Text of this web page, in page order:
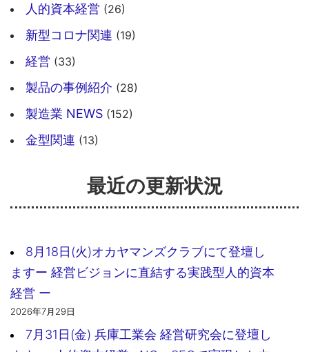
人的資本経営 (26)
新型コロナ関連 (19)
経営 (33)
製品の事例紹介 (28)
製造業 NEWS (152)
金型関連 (13)
最近の更新状況
8月18日(火)オカヤマンズクラブにて登壇し
ますー 経営ビジョンに直結する実践型人的資本
経営 ー
2026年7月29日
7月31日(金) 兵庫工業会 経営研究会に登壇し